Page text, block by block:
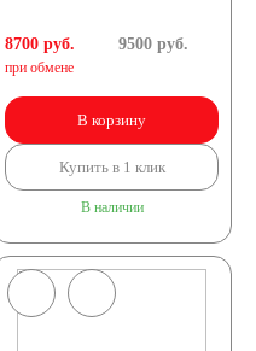
8700 руб.
при обмене
9500руб.
В корзину
Купить в 1 клик
В наличии